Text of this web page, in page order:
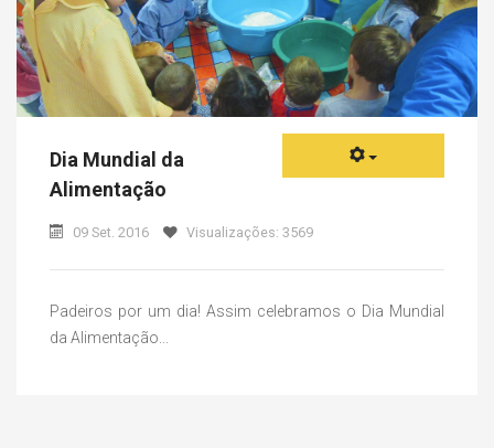
Dia Mundial da
Alimentação
09 Set. 2016 Visualizações: 3569
Padeiros por um dia! Assim celebramos o Dia Mundial
da Alimentação...